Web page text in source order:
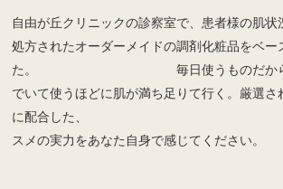
自由が丘クリニックの診察室で、患者様の肌状
処方されたオーダーメイドの調剤化粧品をベー
た。 毎日使うものだからシン
でいて使うほどに肌が満ち足りて行く。厳選さ
に配合した、 ドク
スメの実力をあなた自身で感じてください。